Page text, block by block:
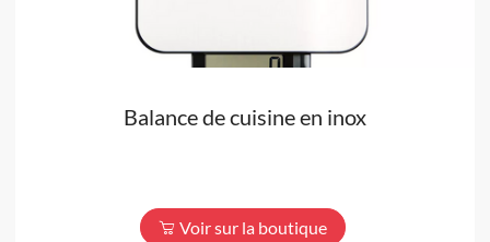
Balance de cuisine en inox
Voir sur la boutique